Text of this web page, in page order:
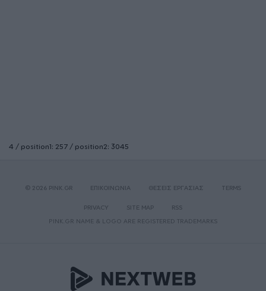
4 / position1: 257 / position2: 3045
© 2026 PINK.GR ΕΠΙΚΟΙΝΩΝΙΑ ΘΕΣΕΙΣ ΕΡΓΑΣΙΑΣ TERMS
PRIVACY SITE MAP
RSS
PINK.GR NAME & LOGO ARE REGISTERED TRADEMARKS